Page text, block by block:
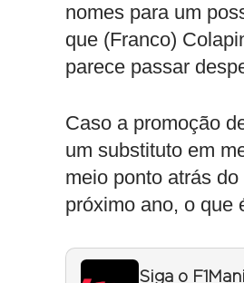
nomes para um
que (Franco)
parece passar
Caso a promoção
um substituto em
meio ponto atrás
próximo ano, o que
Siga o